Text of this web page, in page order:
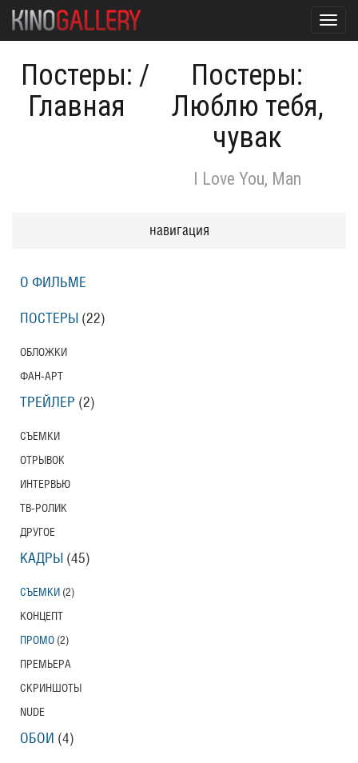
Постеры:
Главная
/
Постеры:
Люблю тебя,
чувак
I Love You, Man
навигация
О ФИЛЬМЕ
ПОСТЕРЫ (22)
ОБЛОЖКИ
ФАН-АРТ
ТРЕЙЛЕР (2)
СЪЕМКИ
ОТРЫВОК
ИНТЕРВЬЮ
ТВ-РОЛИК
ДРУГОЕ
КАДРЫ (45)
СЪЕМКИ (2)
КОНЦЕПТ
ПРОМО (2)
ПРЕМЬЕРА
СКРИНШОТЫ
NUDE
ОБОИ (4)